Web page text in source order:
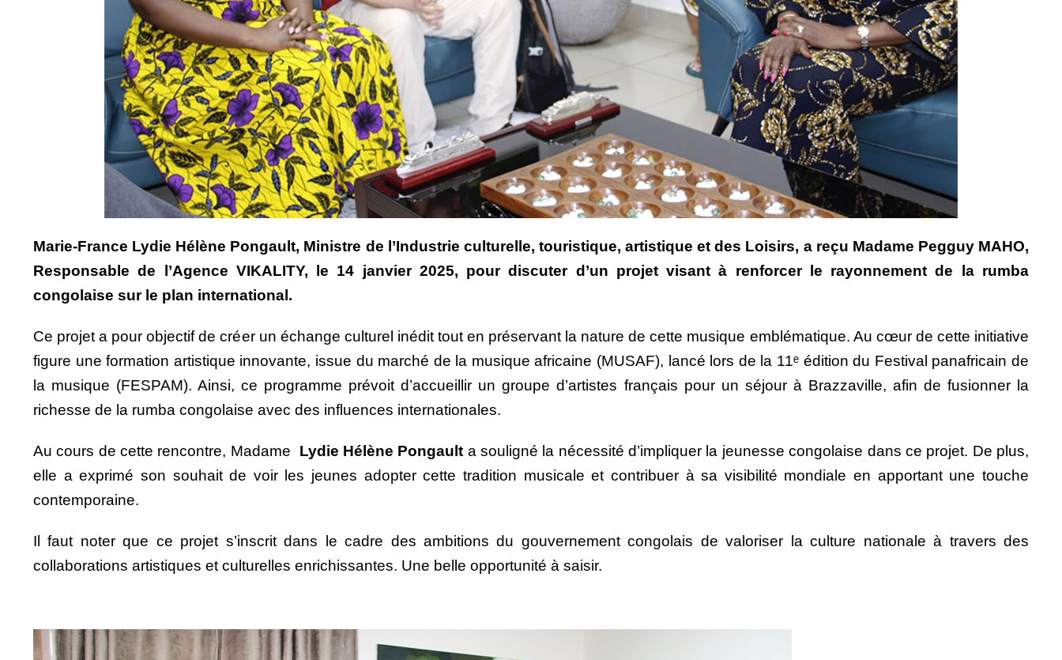
Marie-France Lydie Hélène Pongault, Ministre de l’Industrie culturelle, touristique, artistique et des Loisirs, a reçu Madame Pegguy MAHO,
Responsable de l’Agence VIKALITY, le 14 janvier 2025, pour discuter d’un projet visant à renforcer le rayonnement de la rumba
congolaise sur le plan international.
Ce projet a pour objectif de créer un échange culturel inédit tout en préservant la nature de cette musique emblématique. Au cœur de cette initiative
figure une formation artistique innovante, issue du marché de la musique africaine (MUSAF), lancé lors de la 11ᵉ édition du Festival panafricain de
la musique (FESPAM). Ainsi, ce programme prévoit d’accueillir un groupe d’artistes français pour un séjour à Brazzaville, afin de fusionner la
richesse de la rumba congolaise avec des influences internationales.
Au cours de cette rencontre, Madame Lydie Hélène Pongault a souligné la nécessité d’impliquer la jeunesse congolaise dans ce projet. De plus,
elle a exprimé son souhait de voir les jeunes adopter cette tradition musicale et contribuer à sa visibilité mondiale en apportant une touche
contemporaine.
Il faut noter que ce projet s’inscrit dans le cadre des ambitions du gouvernement congolais de valoriser la culture nationale à travers des
collaborations artistiques et culturelles enrichissantes. Une belle opportunité à saisir.